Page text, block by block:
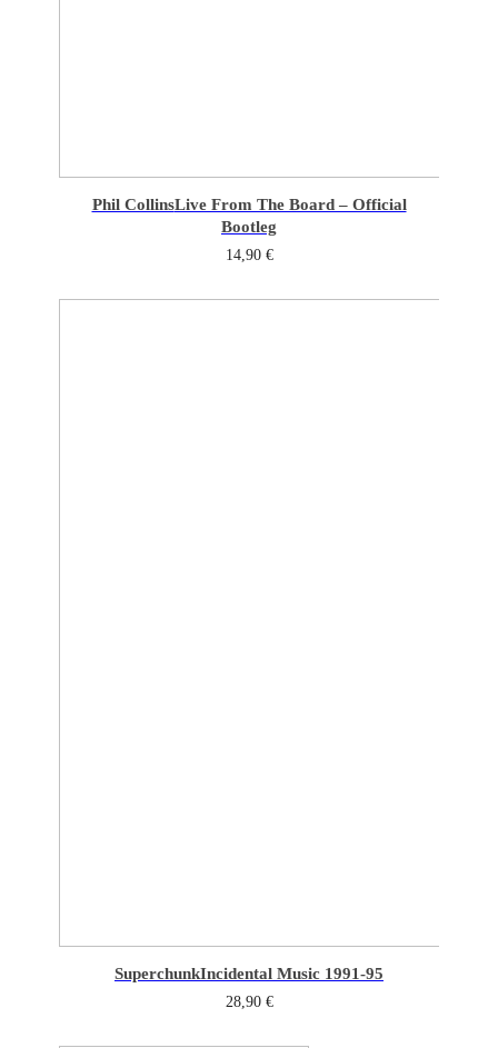
Phil CollinsLive From The Board – Official
Bootleg
14,90 €
SuperchunkIncidental Music 1991-95
28,90 €